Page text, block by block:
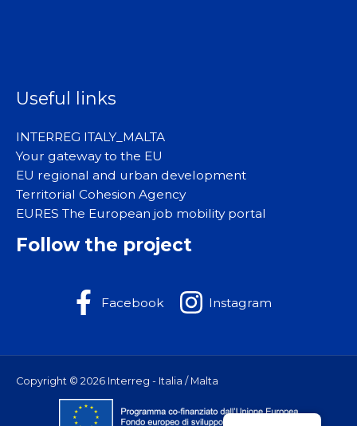
Useful links
INTERREG ITALY_MALTA
Your gateway to the EU
EU regional and urban development
Territorial Cohesion Agency
EURES The European job mobility portal
Follow the project
Facebook Instagram
Copyright © 2026 Interreg - Italia / Malta